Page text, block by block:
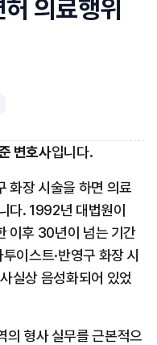
의료행위
변호사입니다.
화장 시술을 하면 의료
다. 1992년 대법원이
이후 30년이 넘는 기간
이스트·반영구 화장 시
실상 음성화되어 있었
형사 실무를 근본적으